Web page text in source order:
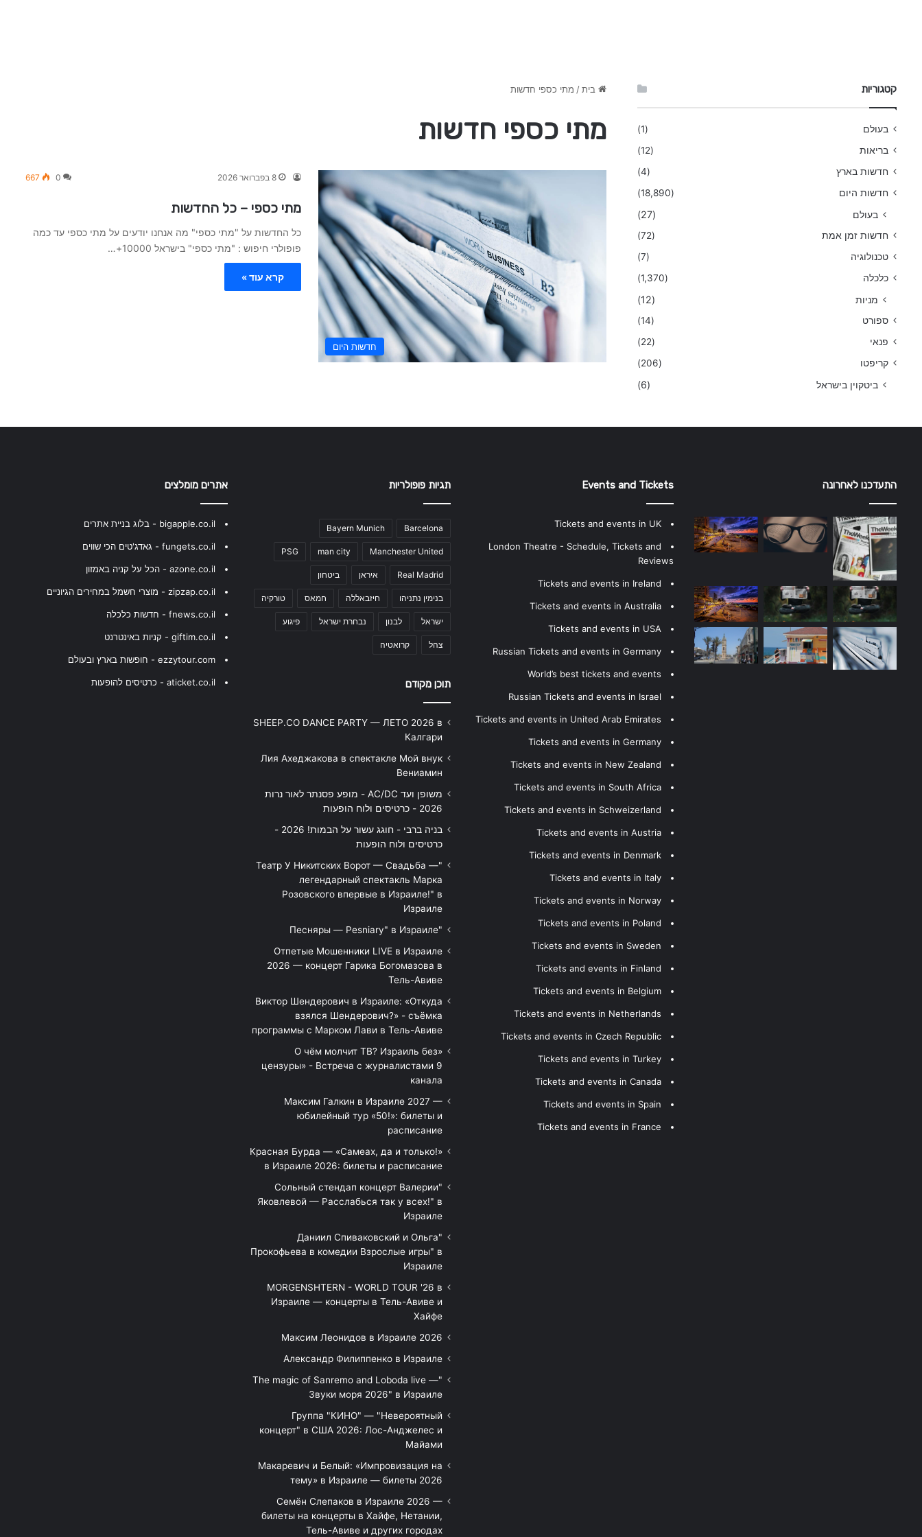
בית / מתי כספי חדשות
מתי כספי חדשות
חדשות היום
8 בפברואר 2026 0
667
מתי כספי – כל החדשות
כל החדשות על "מתי כספי" מה אנחנו יודעים על מתי כספי עד כמה
פופולרי חיפוש : "מתי כספי" בישראל 10000+…
קרא עוד »
קטגוריות
בעולם
(1)
בריאות
(12)
חדשות בארץ
(4)
חדשות היום
(18,890)
בעולם (27)
חדשות זמן אמת
(72)
טכנולוגיה
(7)
כלכלה
(1,370)
מניות (12)
ספורט
(14)
פנאי
(22)
קריפטו
(206)
ביטקוין בישראל (6)
התעדכנו לאחרונה Events and Tickets
Tickets and events in UK
London Theatre - Schedule, Tickets and
Reviews
Tickets and events in Ireland
Tickets and events in Australia
Tickets and events in USA
Russian Tickets and events in Germany
World’s best tickets and events
Russian Tickets and events in Israel
Tickets and events in United Arab Emirates
Tickets and events in Germany
Tickets and events in New Zealand
Tickets and events in South Africa
Tickets and events in Schweizerland
Tickets and events in Austria
Tickets and events in Denmark
Tickets and events in Italy
Tickets and events in Norway
Tickets and events in Poland
Tickets and events in Sweden
Tickets and events in Finland
Tickets and events in Belgium
Tickets and events in Netherlands
Tickets and events in Czech Republic
Tickets and events in Turkey
Tickets and events in Canada
Tickets and events in Spain
Tickets and events in France
תגיות פופולריות
Barcelona
Bayern Munich
Manchester United
man city
PSG
Real Madrid איראן ביטחון
בנימין נתניהו חיזבאללה חמאס טורקיה
ישראל לבנון נבחרת ישראל פיגוע
צהל קרואטיה
תוכן מקודם
SHEEP.CO DANCE PARTY — ЛЕТО 2026 в
Калгари
Лия Ахеджакова в спектакле Мой внук
Вениамин
משופן ועד AC/DC - מופע פסנתר לאור נרות
2026 - כרטיסים ולוח הופעות
בניה ברבי - חוגג עשור על הבמות! 2026 -
כרטיסים ולוח הופעות
"Театр У Никитских Ворот — Свадьба —
легендарный спектакль Марка
Розовского впервые в Израиле!" в
Израиле
"Песняры — Pesniary" в Израиле
Отпетые Мошенники LIVE в Израиле
2026 — концерт Гарика Богомазова в
Тель-Авиве
Виктор Шендерович в Израиле: «Откуда
взялся Шендерович?» - съёмка
программы с Марком Лави в Тель-Авиве
«О чём молчит ТВ? Израиль без
цензуры» - Встреча с журналистами 9
канала
Максим Галкин в Израиле 2027 —
юбилейный тур «50!»: билеты и
расписание
Красная Бурда — «Самеах, да и только!»
в Израиле 2026: билеты и расписание
"Сольный стендап концерт Валерии
Яковлевой — Расслабься так у всех!" в
Израиле
"Даниил Спиваковский и Ольга
Прокофьева в комедии Взрослые игры" в
Израиле
MORGENSHTERN - WORLD TOUR '26 в
Израиле — концерты в Тель-Авиве и
Хайфе
Максим Леонидов в Израиле 2026
Александр Филиппенко в Израиле
"The magic of Sanremo and Loboda live —
Звуки моря 2026" в Израиле
Группа "КИНО" — "Невероятный
концерт" в США 2026: Лос-Анджелес и
Майами
Макаревич и Белый: «Импровизация на
тему» в Израиле — билеты 2026
Семён Слепаков в Израиле 2026 —
билеты на концерты в Хайфе, Нетании,
Тель-Авиве и других городах
אתרים מומלצים
bigapple.co.il - בלוג בניית אתרים
fungets.co.il - גאדג'טים הכי שווים
azone.co.il - הכל על קניה באמזון
zipzap.co.il - מוצרי חשמל במחירים הגיוניים
fnews.co.il - חדשות כלכלה
giftim.co.il - קניות באינטרנט
ezzytour.com - חופשות בארץ ובעולם
aticket.co.il - כרטיסים להופעות